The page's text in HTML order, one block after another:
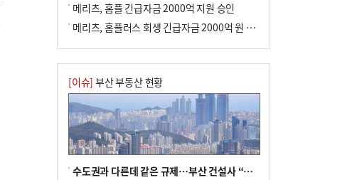
메리츠, 홈플 긴급자금 2000억 지원 승인
메리츠, 홈플러스 회생 긴급자금 2000억 원 지원 승인
[이슈] 부산 부동산 현황
수도권과 다른데 같은 규제…부산 건설사 “쓰러지기 직전”